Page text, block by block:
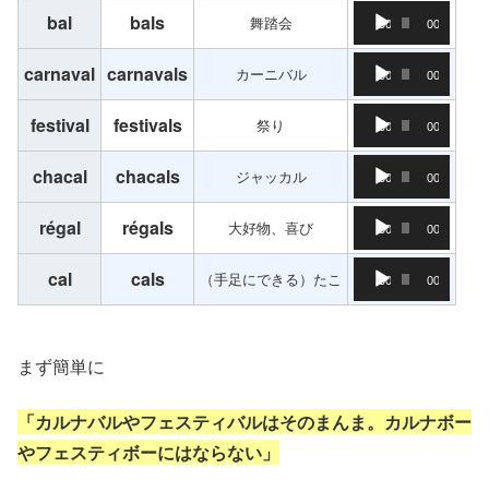
bal
bals 舞踏会 音声プレーヤー
00:00 00:00
carnaval carnavals カーニバル 音声プレーヤー
00:00 00:00
festival festivals 祭り 音声プレーヤー
00:00 00:00
chacal chacals ジャッカル 音声プレーヤー
00:00 00:00
régal régals 大好物、喜び 音声プレーヤー
00:00 00:00
cal cals （手足にできる）たこ 音声プレーヤー
00:00 00:00
まず簡単に
「カルナバルやフェスティバルはそのまんま。カルナボー
やフェスティボーにはならない」